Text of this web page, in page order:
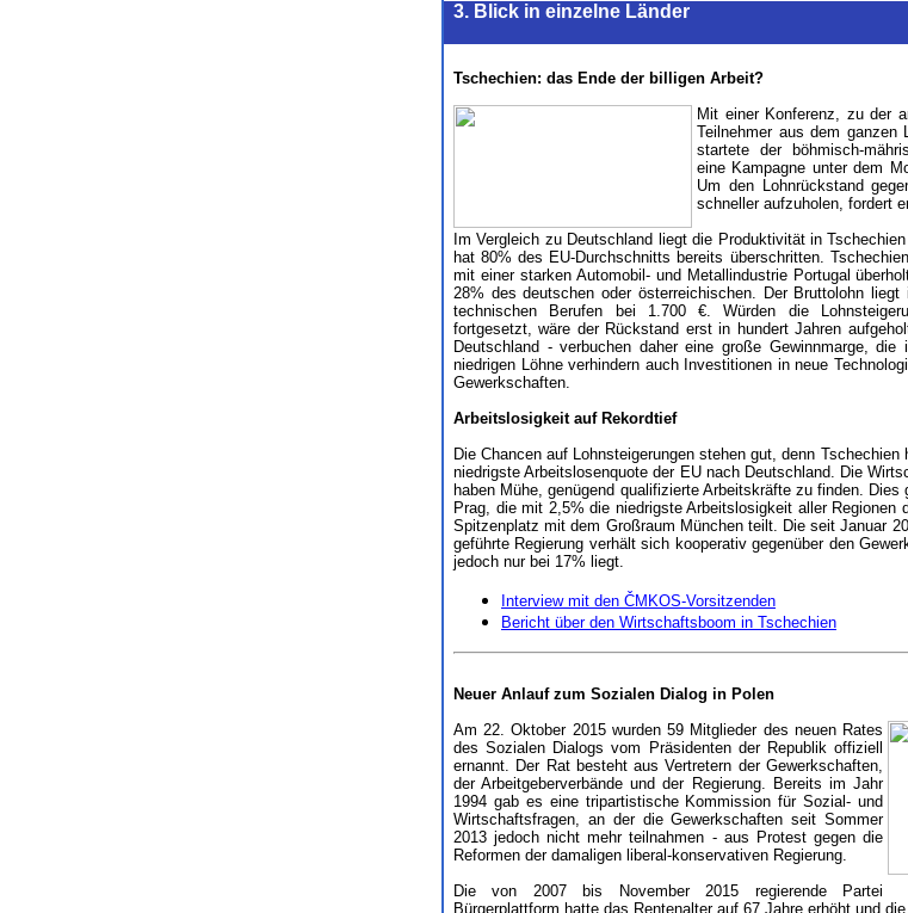
3. Blick in einzelne Länder
Tschechien: das Ende der billigen Arbeit?
Mit einer Konferenz, zu der
Teilnehmer aus dem ganzen
startete der
böhmisch-
eine Kampagne unter dem
Um den Lohnrückstand
schneller aufzuholen, fordert
Im Vergleich zu Deutschland liegt die Produktivität in
hat 80% des EU-Durchschnitts bereits überschritten.
mit einer starken Automobil- und Metallindustrie Portugal
28% des deutschen oder österreichischen. Der Bruttolohn
technischen Berufen bei 1.700 €. Würden die
fortgesetzt, wäre der Rückstand erst in hundert Jahren
Deutschland - verbuchen daher eine große Gewinnmarge,
niedrigen Löhne verhindern auch Investitionen in neue
Gewerkschaften.
Arbeitslosigkeit auf Rekordtief
Die Chancen auf Lohnsteigerungen stehen gut, denn
niedrigste Arbeitslosenquote der EU nach Deutschland. Die
haben Mühe, genügend qualifizierte Arbeitskräfte zu finden.
Prag, die mit 2,5% die niedrigste Arbeitslosigkeit aller Regionen
Spitzenplatz mit dem Großraum München teilt. Die seit Januar
geführte Regierung verhält sich kooperativ gegenüber den
jedoch nur bei 17% liegt.
Interview mit den ČMKOS-Vorsitzenden
Bericht über den Wirtschaftsboom in Tschechien
Neuer Anlauf zum Sozialen Dialog in Polen
Am 22. Oktober 2015 wurden 59 Mitglieder des neuen Rates
des Sozialen Dialogs vom Präsidenten der Republik offiziell
ernannt. Der Rat besteht aus Vertretern der Gewerkschaften,
der Arbeitgeberverbände und der Regierung. Bereits im Jahr
1994 gab es eine tripartistische Kommission für Sozial- und
Wirtschaftsfragen, an der die Gewerkschaften seit Sommer
2013 jedoch nicht mehr teilnahmen - aus Protest gegen die
Reformen der damaligen liberal-konservativen Regierung.
Die von 2007 bis November 2015 regierende Partei
Bürgerplattform hatte das Rentenalter auf 67 Jahre erhöht und